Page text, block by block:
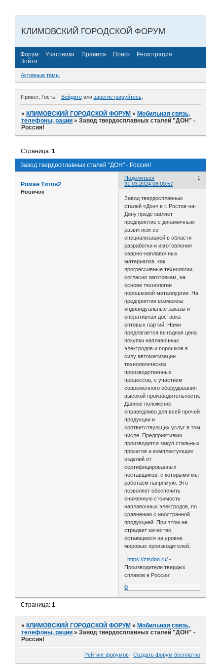
КЛИМОВСКИЙ ГОРОДСКОЙ ФОРУМ
Форум Участники Правила Поиск
Регистрация
Войти
Активные темы
Привет, Гость! Войдитеили зарегистрируйтесь.
»КЛИМОВСКИЙ ГОРОДСКОЙ ФОРУМ »Мобильная связь,
телефоны, рации »Завод твердосплавных сталей "ДОН" -
Россия!
Завод твердосплавных сталей "ДОН" - Россия!
Страница:1
Поделиться
1
31.03.2024 08:00:57
Роман Титов2
Новичок
Завод твердосплавных
сталей «Дон» в г. Ростов-на-
Дону представляет
предприятие с динамичным
развитием со
специализацией в области
разработки и изготовления
сварно-наплавочных
материалов, как
прогрессивные технологии,
согласно заготовкам, на
основе технологии
порошковой металлургии. На
предприятии возможны
индивидуальные заказы и
оперативная доставка
оптовых партий. Нами
предлагается выгодная цена
покупки наплавочных
электродов и порошков в
силу автоматизации
технологических
производственных
процессов, с участием
современного оборудования
высокой производительности.
Данное положение
справедливо для всей прочей
продукции и
соответствующих услуг в том
числе. Предприятиями
производится закуп стальных
прокатов и комплектующих
изделий от
сертифицированных
поставщиков, с которыми мы
работаем напрямую. Это
позволяет обеспечить
сниженную стоимость
наплавочных электродов, по
сравнению с иностранной
продукцией. При этом не
страдает качество,
остающееся на уровне
мировых производителей.
https://ztsdon.ru/ -
Производители твердых
сплавов в России!
0
Страница:1
»КЛИМОВСКИЙ ГОРОДСКОЙ ФОРУМ »Мобильная связь,
телефоны, рации »Завод твердосплавных сталей "ДОН" -
Россия!
Рейтинг форумов Создать форум бесплатно